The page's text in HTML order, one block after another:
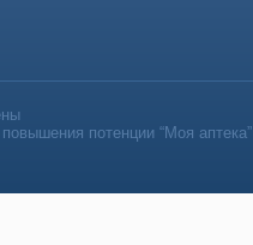
потенции “Моя